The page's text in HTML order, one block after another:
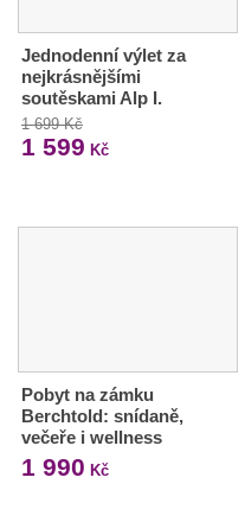
Jednodenní výlet za
nejkrásnějšími
soutěskami Alp I.
1 699 Kč
1 599 Kč
Pobyt na zámku
Berchtold: snídaně,
večeře i wellness
1 990 Kč